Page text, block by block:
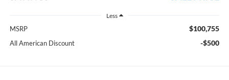
Less
MSRP $100,755
All American Discount -$500